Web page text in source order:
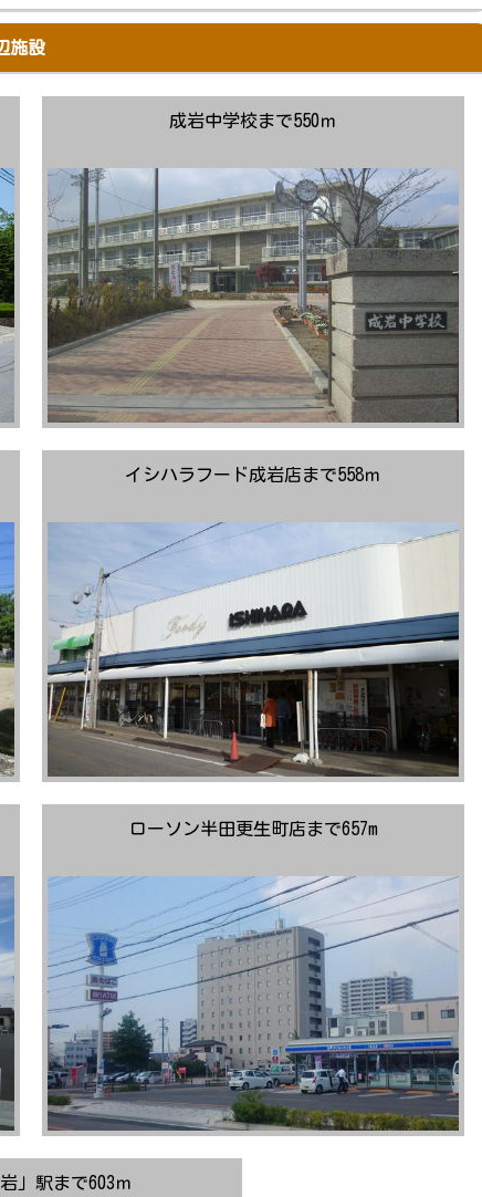
施設
成岩中学校まで550ｍ
イシハラフード成岩店まで558ｍ
ローソン半田更生町店まで657m
」駅まで603ｍ